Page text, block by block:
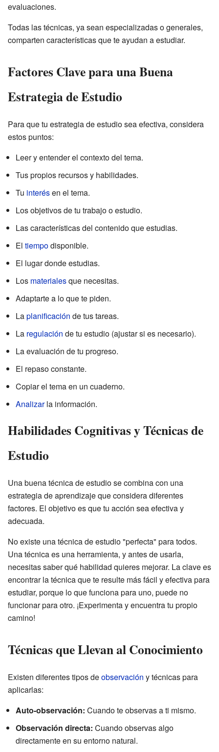
evaluaciones.
Todas las técnicas, ya sean especializadas o generales,
comparten características que te ayudan a estudiar.
Factores Clave para una Buena
Estrategia de Estudio
Para que tu estrategia de estudio sea efectiva, considera
estos puntos:
Leer y entender el contexto del tema.
Tus propios recursos y habilidades.
Tu interésen el tema.
Los objetivos de tu trabajo o estudio.
Las características del contenido que estudias.
El tiempodisponible.
El lugar donde estudias.
Los materialesque necesitas.
Adaptarte a lo que te piden.
Laplanificación de tus tareas.
La regulación de tu estudio (ajustar si es necesario).
La evaluación de tu progreso.
El repaso constante.
Copiar el tema en un cuaderno.
Analizarla información.
Habilidades Cognitivas y Técnicas de
Estudio
Una buena técnica de estudio se combina con una
estrategia de aprendizaje que considera diferentes
factores. El objetivo es que tu acción sea efectiva y
adecuada.
No existe una técnica de estudio "perfecta" para todos.
Una técnica es una herramienta, y antes de usarla,
necesitas saber qué habilidad quieres mejorar. La clave es
encontrar la técnica que te resulte más fácil y efectiva para
estudiar, porque lo que funciona para uno, puede no
funcionar para otro. ¡Experimenta y encuentra tu propio
camino!
Técnicas que Llevan al Conocimiento
Existen diferentes tipos deobservación y técnicas para
aplicarlas:
Auto-observación: Cuando te observas a ti mismo.
Observación directa: Cuando observas algo
directamente en su entorno natural.